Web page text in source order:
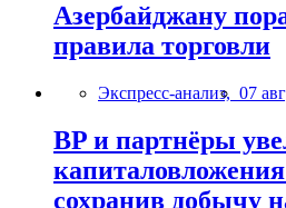
Азербайджану
правила торговли
Экспресс-анализ, 07
BP и партнёры
сохранив добычу